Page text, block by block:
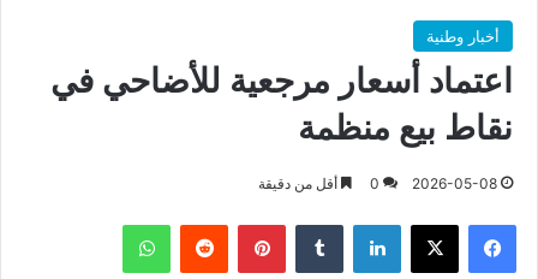
أخبار وطنية
اعتماد أسعار مرجعية للأضاحي في
نقاط بيع منظمة
2026-05-08
0 أقل من دقيقة
فيسبوك X لينكدإن بينتيريست واتساب